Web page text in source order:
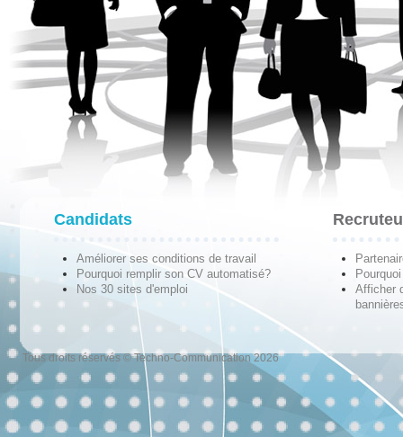
Candidats
Améliorer ses conditions de travail
Pourquoi remplir son CV automatisé?
Nos 30 sites d'emploi
Afficher
Tous droits réservés © Techno-Communication 2026